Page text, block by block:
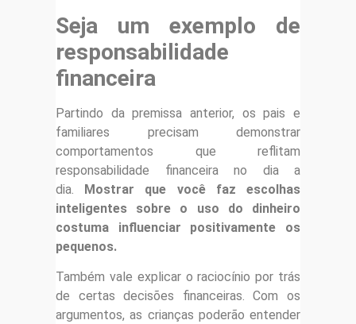
Seja um exemplo de
responsabilidade
financeira
Partindo da premissa anterior, os pais e
familiares precisam demonstrar
comportamentos que reflitam
responsabilidade financeira no dia a
dia. Mostrar que você faz escolhas
inteligentes sobre o uso do dinheiro
costuma influenciar positivamente os
pequenos.
Também vale explicar o raciocínio por trás
de certas decisões financeiras. Com os
argumentos, as crianças poderão entender